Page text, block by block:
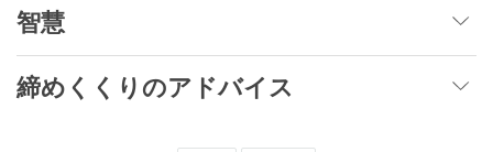
智慧
締めくくりのアドバイス